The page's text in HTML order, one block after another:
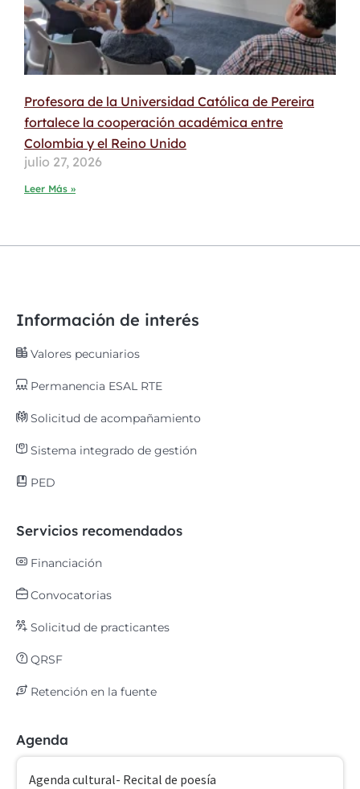
Profesora de la Universidad Católica de Pereira
fortalece la cooperación académica entre
Colombia y el Reino Unido
julio 27, 2026
Leer Más »
Información de interés
Valores pecuniarios
Permanencia ESAL RTE
Solicitud de acompañamiento
Sistema integrado de gestión
PED
Servicios recomendados
Financiación
Convocatorias
Solicitud de practicantes
QRSF
Retención en la fuente
Agenda
Agenda cultural- Recital de poesía